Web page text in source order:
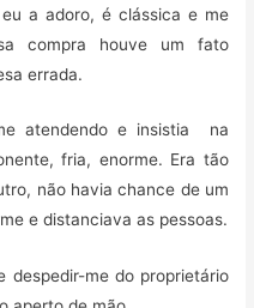
a adoro, é clássica e me
compra houve um fato
errada.
atendendo e insistia na
fria, enorme. Era tão
não havia chance de um
e distanciava as pessoas.
despedir-me do proprietário